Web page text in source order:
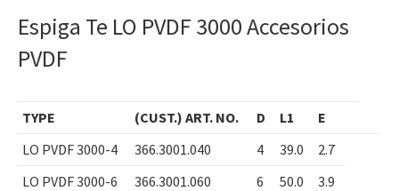
Espiga Te LO PVDF 3000 Accesorios
PVDF
TYPE (CUST.) ART. NO. D L1
E
LO PVDF 3000-4
366.3001.040 4 39.0
2.7
LO PVDF 3000-6
366.3001.060 6 50.0 3.9